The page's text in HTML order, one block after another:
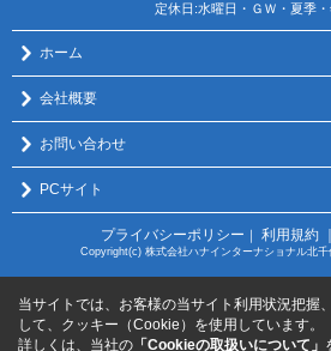
定休日:水曜日・ＧＷ・夏季
ホーム
会社概要
お問い合わせ
PCサイト
プライバシーポリシー ｜ 利用規約
Copyright(c) 株式会社ハナインターナショナル北
当サイトでは、お客様の当サイト利用状況把握
して、クッキー（Cookie）を使用しています。
詳しくは、当社の 「Cookieの取扱いについて」